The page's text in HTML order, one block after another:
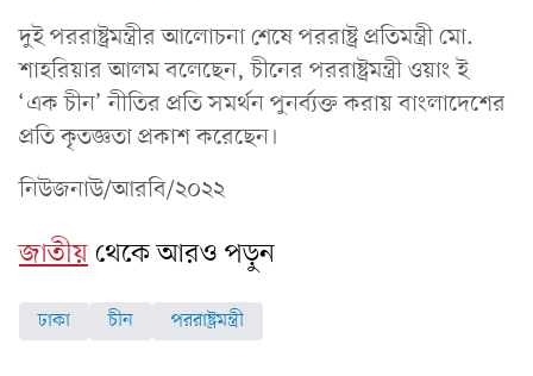
দুই পররাষ্ট্রমন্ত্রীর আলোচনা শেষে পররাষ্ট্র প্রতিমন্ত্রী মো.
শাহরিয়ার আলম বলেছেন, চীনের পররাষ্ট্রমন্ত্রী ওয়াং ই
‘এক চীন’ নীতির প্রতি সমর্থন পুনর্ব্যক্ত করায় বাংলাদেশের
প্রতি কৃতজ্ঞতা প্রকাশ করেছেন।
নিউজনাউ/আরবি/২০২২
জাতীয়থেকে আরও পড়ুন
ঢাকা চীন পররাষ্ট্রমন্ত্রী